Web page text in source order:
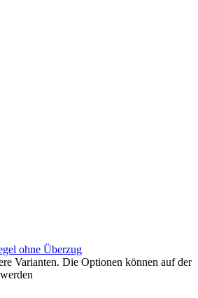
ohne Überzug
Varianten. Die Optionen können auf der